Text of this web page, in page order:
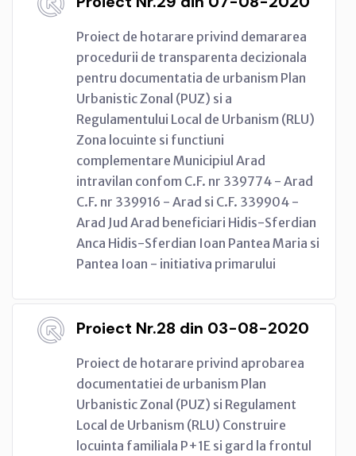
Proiect de hotarare privind demararea
procedurii de transparenta decizionala
pentru documentatia de urbanism Plan
Urbanistic Zonal (PUZ) si a
Regulamentului Local de Urbanism (RLU)
Zona locuinte si functiuni
complementare Municipiul Arad
intravilan confom C.F. nr 339774 - Arad
C.F. nr 339916 - Arad si C.F. 339904 -
Arad Jud Arad beneficiari Hidis-Sferdian
Anca Hidis-Sferdian Ioan Pantea Maria si
Pantea Ioan - initiativa primarului
Proiect Nr.28 din 03-08-2020
Proiect de hotarare privind aprobarea
documentatiei de urbanism Plan
Urbanistic Zonal (PUZ) si Regulament
Local de Urbanism (RLU) Construire
locuinta familiala P+1E si gard la frontul